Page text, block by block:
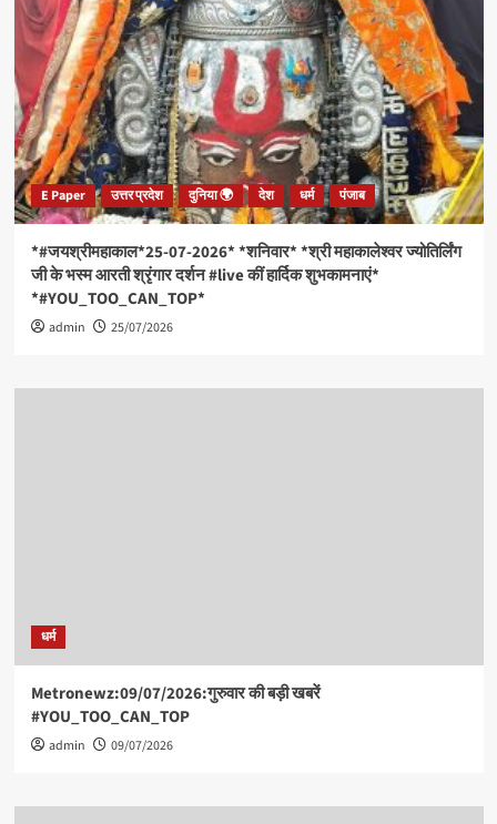
की
कड़ी
निंदा,
बताया-
कायरतापूर्ण
और
अमानवीय
कृत्य।
*
*4,816
जगहों
पर
छापेमारी,
70
FIR
और
UP
E Paper उत्तर प्रदेश दुनिया 🌍 देश धर्म पंजाब
*#जयश्रीमहाकाल*25-07-2026* *शनिवार* *श्री महाकालेश्वर ज्योतिर्लिंग
जी के भस्म आरती श्रृंगार दर्शन #live कीं हार्दिक शुभकामनाएं*
*#YOU_TOO_CAN_TOP*
admin 25/07/2026
धर्म
Metronewz:09/07/2026:गुरुवार की बड़ी खबरें
#YOU_TOO_CAN_TOP
admin 09/07/2026